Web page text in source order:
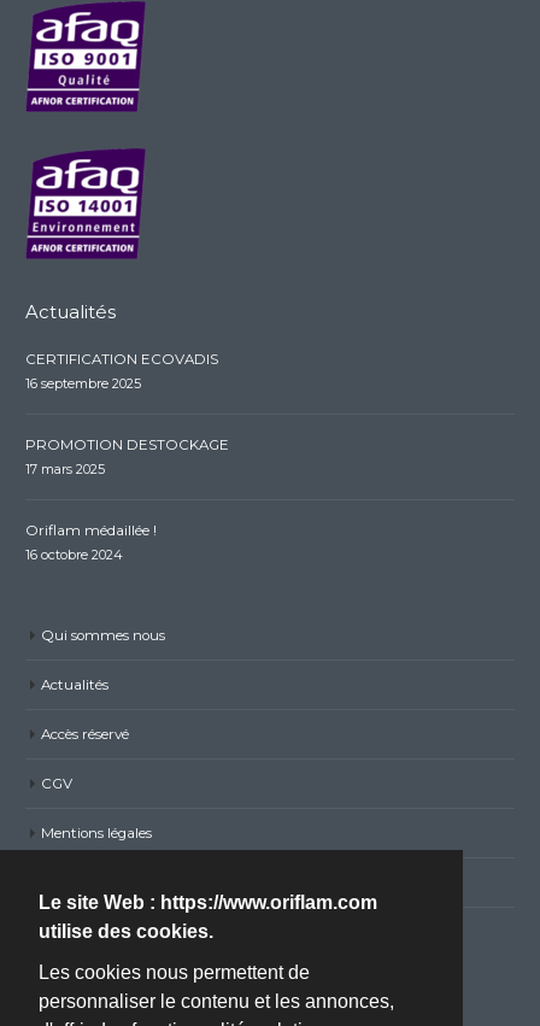
Le site Web : https://www.oriflam.com
utilise des cookies.
Les cookies nous permettent de
personnaliser le contenu et les annonces,
Actualités
CERTIFICATION ECOVADIS
16 septembre 2025
PROMOTION DESTOCKAGE
17 mars 2025
Oriflam médaillée !
16 octobre 2024
Qui sommes nous
Actualités
Accès réservé
CGV
Mentions légales
Nous contacter
Adresse :